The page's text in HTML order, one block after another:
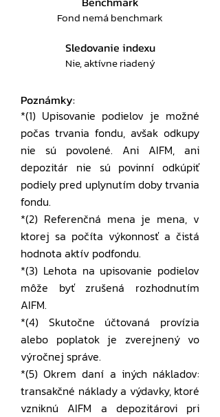
Fond nemá benchmark
Sledovanie indexu
Nie, aktívne riadený
Poznámky:
*(1) Upisovanie podielov je možné
počas trvania fondu, avšak odkupy
nie sú povolené. Ani AIFM, ani
depozitár nie sú povinní odkúpiť
podiely pred uplynutím doby trvania
fondu.
*(2) Referenčná mena je mena, v
ktorej sa počíta výkonnosť a čistá
hodnota aktív podfondu.
*(3) Lehota na upisovanie podielov
môže byť zrušená rozhodnutím
AIFM.
*(4) Skutočne účtovaná provízia
alebo poplatok je zverejnený vo
výročnej správe.
*(5) Okrem daní a iných nákladov:
transakčné náklady a výdavky, ktoré
vzniknú AIFM a depozitárovi pri